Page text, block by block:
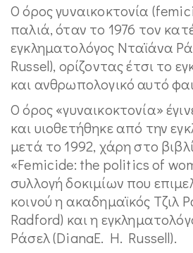
Ο όρος γυναικοκτονία
παλιά, όταν το 1976 τον
εγκληματολόγος Νταϊάνα
Russel), ορίζοντας έτσι το
και ανθρωπολογικό αυτό
Ο όρος «γυναικοκτονία»
και υιοθετήθηκε από την
μετά το 1992, χάρη στο
«Femicide: the politics of
συλλογή δοκιμίων που
κοινού η ακαδημαϊκός Τζιλ
Radford) και η
Ράσελ (DianaE. H. Russell).